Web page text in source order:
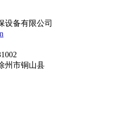
设备有限公司
州市铜山县